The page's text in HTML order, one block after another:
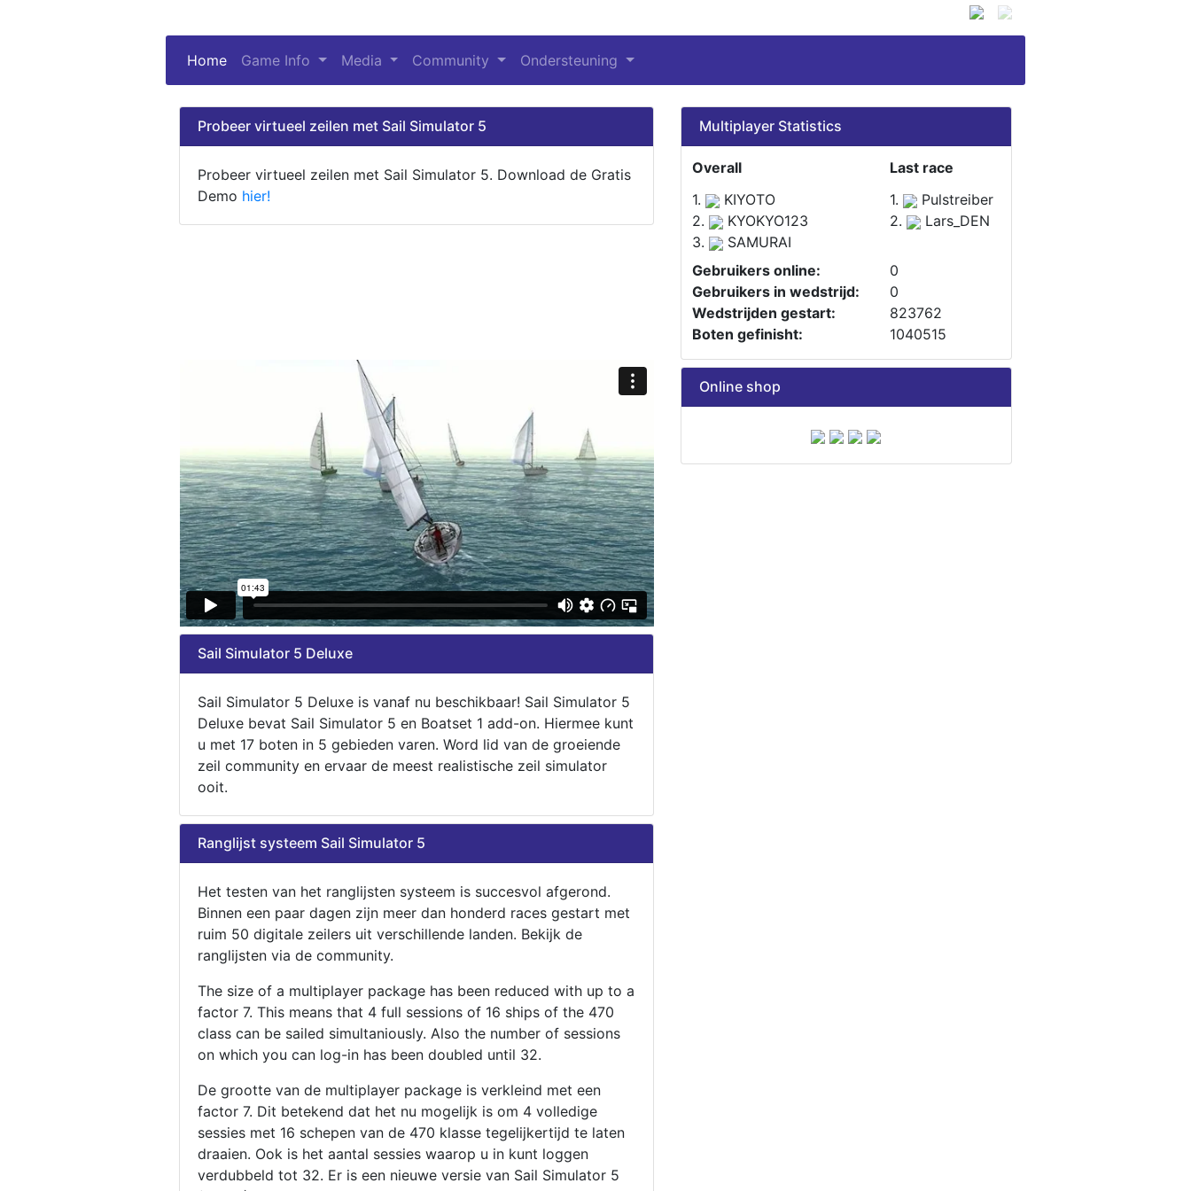
Home (current)
Game Info Media Community Ondersteuning
Probeer virtueel zeilen met Sail Simulator 5
Probeer virtueel zeilen met Sail Simulator 5. Download de Gratis
Demo hier!
Multiplayer Statistics
Overall
Last race
1.
KIYOTO 1.
Pulstreiber
2.
KYOKYO123 2.
Lars_DEN
3.
SAMURAI
Gebruikers online:
0
Gebruikers in wedstrijd:
0
Wedstrijden gestart:
823762
Boten gefinisht:
1040515
Sail Simulator 5 Deluxe
Sail Simulator 5 Deluxe is vanaf nu beschikbaar! Sail Simulator 5
Deluxe bevat Sail Simulator 5 en Boatset 1 add-on. Hiermee kunt
u met 17 boten in 5 gebieden varen. Word lid van de groeiende
zeil community en ervaar de meest realistische zeil simulator
ooit.
Ranglijst systeem Sail Simulator 5
Het testen van het ranglijsten systeem is succesvol afgerond.
Binnen een paar dagen zijn meer dan honderd races gestart met
ruim 50 digitale zeilers uit verschillende landen. Bekijk de
ranglijsten via de community.
The size of a multiplayer package has been reduced with up to a
factor 7. This means that 4 full sessions of 16 ships of the 470
class can be sailed simultaniously. Also the number of sessions
on which you can log-in has been doubled until 32.
De grootte van de multiplayer package is verkleind met een
factor 7. Dit betekend dat het nu mogelijk is om 4 volledige
sessies met 16 schepen van de 470 klasse tegelijkertijd te laten
draaien. Ook is het aantal sessies waarop u in kunt loggen
verdubbeld tot 32. Er is een nieuwe versie van Sail Simulator 5
Online shop